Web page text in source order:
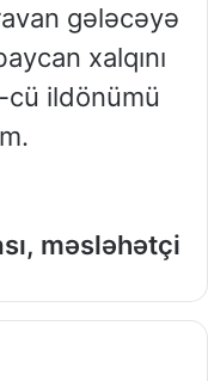
gələcəyə
xalqını
cü ildönümü
məsləhətçi